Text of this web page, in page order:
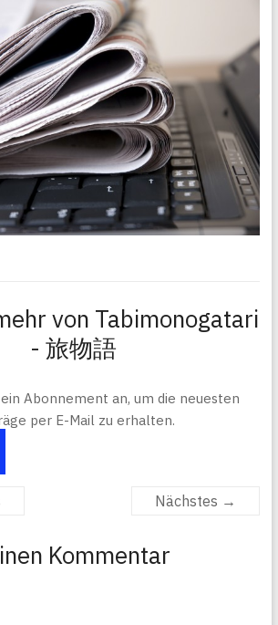
von Tabimonogatari
- 旅物語
Abonnement an, um die neuesten
per E-Mail zu erhalten.
Nächstes →
Kommentar